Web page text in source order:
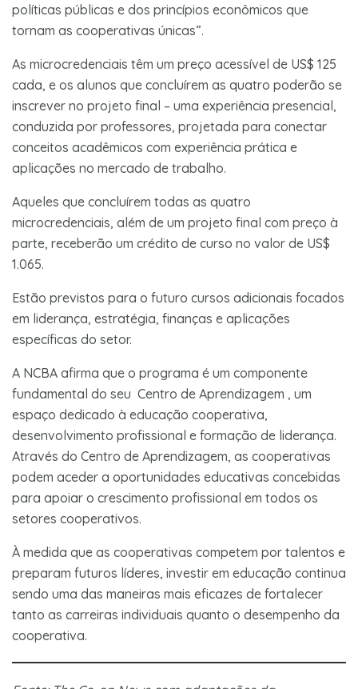
políticas públicas e dos princípios econômicos que
tornam as cooperativas únicas”.
As microcredenciais têm um preço acessível de US$ 125
cada, e os alunos que concluírem as quatro poderão se
inscrever no projeto final – uma experiência presencial,
conduzida por professores, projetada para conectar
conceitos acadêmicos com experiência prática e
aplicações no mercado de trabalho.
Aqueles que concluírem todas as quatro
microcredenciais, além de um projeto final com preço à
parte, receberão um crédito de curso no valor de US$
1.065.
Estão previstos para o futuro cursos adicionais focados
em liderança, estratégia, finanças e aplicações
específicas do setor.
A NCBA afirma que o programa é um componente
fundamental do seu Centro de Aprendizagem , um
espaço dedicado à educação cooperativa,
desenvolvimento profissional e formação de liderança.
Através do Centro de Aprendizagem, as cooperativas
podem aceder a oportunidades educativas concebidas
para apoiar o crescimento profissional em todos os
setores cooperativos.
À medida que as cooperativas competem por talentos e
preparam futuros líderes, investir em educação continua
sendo uma das maneiras mais eficazes de fortalecer
tanto as carreiras individuais quanto o desempenho da
cooperativa.